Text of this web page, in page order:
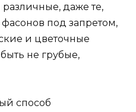
даже те,
под запретом,
и цветочные
не грубые,
способ